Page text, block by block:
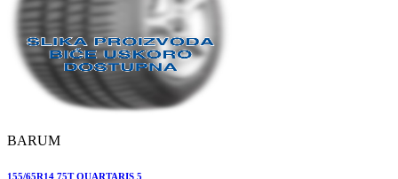
BARUM
155/65R14 75T QUARTARIS 5